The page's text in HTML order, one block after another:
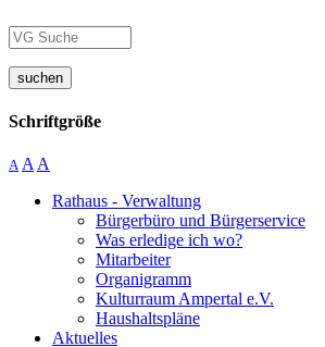
suchen
Schriftgröße
A A A
Rathaus - Verwaltung
Bürgerbüro und Bürgerservice
Was erledige ich wo?
Mitarbeiter
Organigramm
Kulturraum Ampertal e.V.
Haushaltspläne
Aktuelles